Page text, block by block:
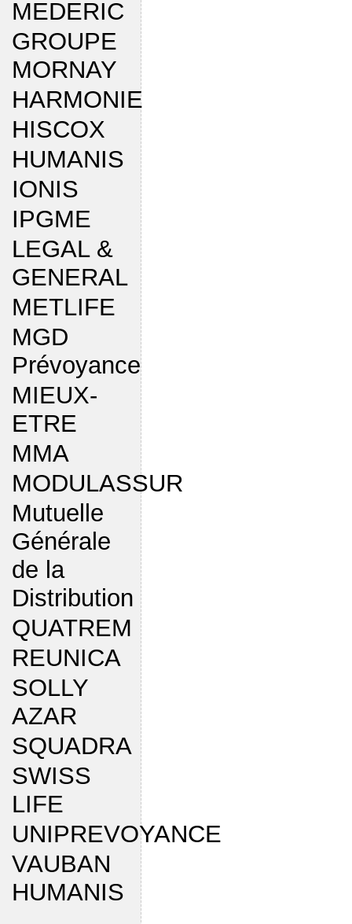
MEDERIC
GROUPE
MORNAY
HARMONIE
HISCOX
HUMANIS
IONIS
IPGME
LEGAL &
GENERAL
METLIFE
MGD
Prévoyance
MIEUX-
ETRE
MMA
MODULASSUR
Mutuelle
Générale
de la
Distribution
QUATREM
REUNICA
SOLLY
AZAR
SQUADRA
SWISS
LIFE
UNIPREVOYANCE
VAUBAN
HUMANIS